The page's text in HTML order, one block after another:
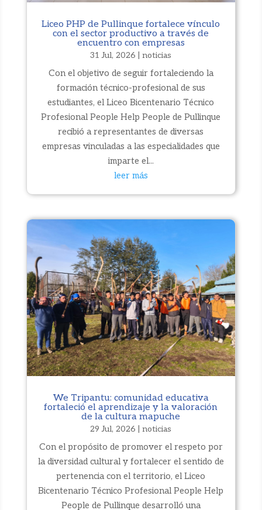
Liceo PHP de Pullinque fortalece vínculo
con el sector productivo a través de
encuentro con empresas
31 Jul, 2026 |noticias
Con el objetivo de seguir fortaleciendo la
formación técnico-profesional de sus
estudiantes, el Liceo Bicentenario Técnico
Profesional People Help People de Pullinque
recibió a representantes de diversas
empresas vinculadas a las especialidades que
imparte el...
leer más
We Tripantu: comunidad educativa
fortaleció el aprendizaje y la valoración
de la cultura mapuche
29 Jul, 2026 |noticias
Con el propósito de promover el respeto por
la diversidad cultural y fortalecer el sentido de
pertenencia con el territorio, el Liceo
Bicentenario Técnico Profesional People Help
People de Pullinque desarrolló una